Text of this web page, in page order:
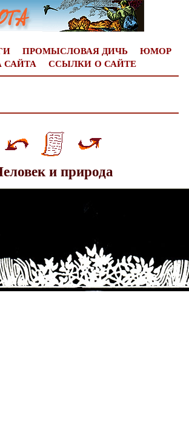
ПРОМЫСЛОВАЯ ДИЧЬ
ЮМОР
САЙТА
ССЫЛКИ О САЙТЕ
и природа